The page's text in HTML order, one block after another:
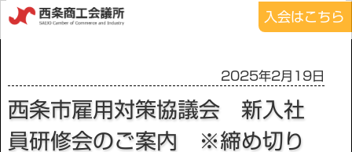
入会はこちら
2025年2月19日
西条市雇用対策協議会 新入社
員研修会のご案内 ※締め切り